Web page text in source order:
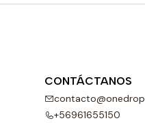
CONTÁCTANOS
+56961655150